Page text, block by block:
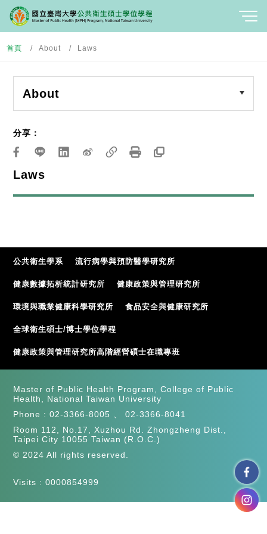
首頁 About Laws
About
Laws
分享：
公共衛生學系 流行病學與預防醫學研究所
健康數據拓析統計研究所 健康政策與管理研究所
環境與職業健康科學研究所 食品安全與健康研究所
全球衛生碩士/博士學位學程
健康政策與管理研究所高階經營碩士在職專班
Master of Public Health Program, College of Public
Health, National Taiwan University
Phone :02-3366-8005 、02-3366-8041
Room 112, No.17, Xuzhou Rd. Zhongzheng Dist.,
Taipei City 10055 Taiwan (R.O.C.)
© 2024 All rights reserved.
Visits : 0000854999